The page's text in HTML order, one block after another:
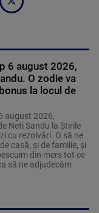
6 august 2026,
O zodie va
la locul de
august 2026,
Neti Sandu la Știrile
cu rezolvări. O să ne
casă, și de familie, și
din mers tot ce
să ne adjudecăm